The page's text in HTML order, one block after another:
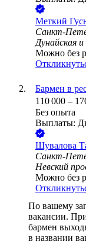
Меткий
Санкт-
Дунайская и
Можно без
Бармен в
110 000 –
Без опыта
Выплаты:
Шувалова
Санкт-
Невский
Можно без
По вашему
вакансии.
бармен
в названии